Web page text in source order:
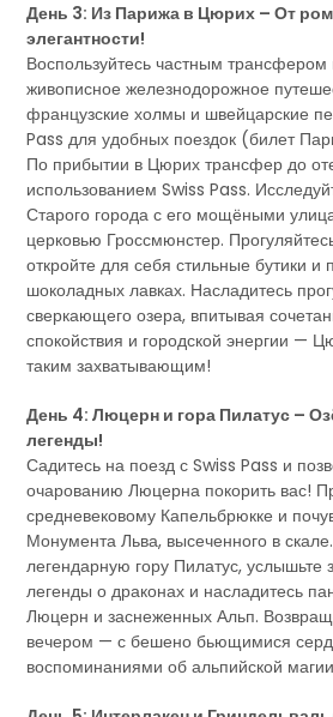
День 3: Из Парижа в Цюрих – От
элегантности!
Воспользуйтесь частным трансфером
живописное железнодорожное
французские холмы и швейцарские
Pass для удобных поездок (билет
По прибытии в Цюрих трансфер до
использованием Swiss Pass.
Старого города с его мощёными
церковью Гроссмюнстер.
откройте для себя стильные бутики и
шоколадных лавках. Насладитесь
сверкающего озера, впитывая
спокойствия и городской энергии —
таким захватывающим!
День 4: Люцерн и гора Пилатус –
легенды!
Садитесь на поезд с Swiss Pass и
очарованию Люцерна покорить вас!
средневековому Капельбрюкке и
Монумента Льва, высеченного в
легендарную гору Пилатус,
легенды о драконах и насладитесь
Люцерн и заснеженных Альп.
вечером — с бешено бьющимися
воспоминаниями об альпийской